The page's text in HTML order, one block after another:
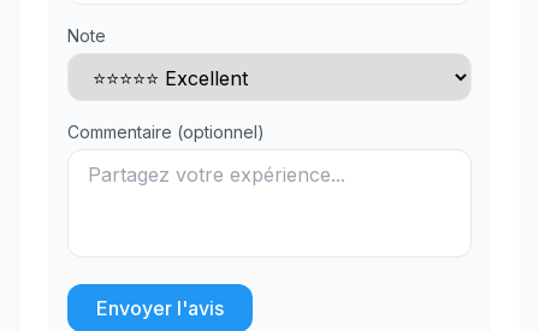
Note
Commentaire (optionnel)
Envoyer l'avis